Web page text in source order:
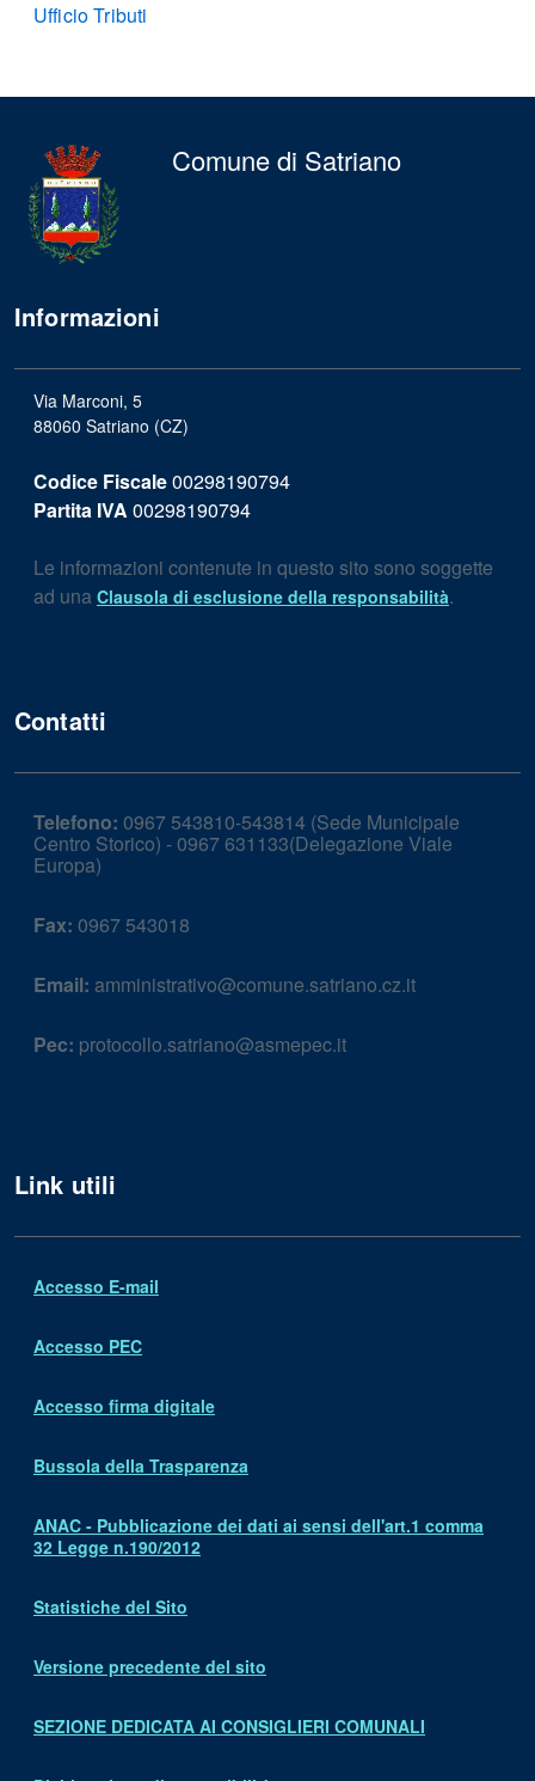
Ufficio Tributi
Comune di Satriano
Informazioni
Via Marconi, 5
88060 Satriano (CZ)
Codice Fiscale00298190794
Partita IVA 00298190794
Le informazioni contenute in questo sito sono soggette
ad una Clausola di esclusione della responsabilità.
Contatti
Telefono: 0967 543810-543814 (Sede Municipale
Centro Storico) - 0967 631133(Delegazione Viale
Europa)
Fax: 0967 543018
Email: amministrativo@comune.satriano.cz.it
Pec: protocollo.satriano@asmepec.it
Link utili
Accesso E-mail
Accesso PEC
Accesso firma digitale
Bussola della Trasparenza
ANAC - Pubblicazione dei dati ai sensi dell'art.1 comma
32 Legge n.190/2012
Statistiche del Sito
Versione precedente del sito
SEZIONE DEDICATA AI CONSIGLIERI COMUNALI